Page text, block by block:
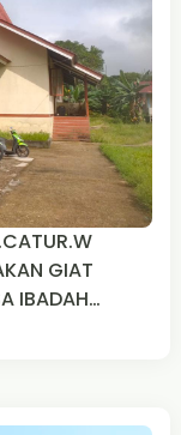
GIAT
IBADAH
BIKA